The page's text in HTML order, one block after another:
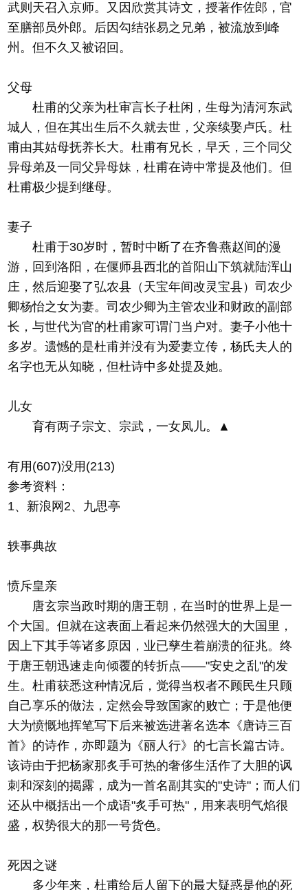
武则天召入京师。又因欣赏其诗文，授著作佐郎，官
至膳部员外郎。后因勾结张易之兄弟，被流放到峰
州。但不久又被诏回。
父母
杜甫的父亲为杜审言长子杜闲，生母为清河东武
城人，但在其出生后不久就去世，父亲续娶卢氏。杜
甫由其姑母抚养长大。杜甫有兄长，早夭，三个同父
异母弟及一同父异母妹，杜甫在诗中常提及他们。但
杜甫极少提到继母。
妻子
杜甫于30岁时，暂时中断了在齐鲁燕赵间的漫
游，回到洛阳，在偃师县西北的首阳山下筑就陆浑山
庄，然后迎娶了弘农县（天宝年间改灵宝县）司农少
卿杨怡之女为妻。司农少卿为主管农业和财政的副部
长，与世代为官的杜甫家可谓门当户对。妻子小他十
多岁。遗憾的是杜甫并没有为爱妻立传，杨氏夫人的
名字也无从知晓，但杜诗中多处提及她。
儿女
育有两子宗文、宗武，一女凤儿。▲
有用(607)没用(213)
参考资料：
1、新浪网2、九思亭
轶事典故
愤斥皇亲
唐玄宗当政时期的唐王朝，在当时的世界上是一
个大国。但就在这表面上看起来仍然强大的大国里，
因上下其手等诸多原因，业已孳生着崩溃的征兆。终
于唐王朝迅速走向倾覆的转折点——"安史之乱"的发
生。杜甫获悉这种情况后，觉得当权者不顾民生只顾
自己享乐的做法，定然会导致国家的败亡；于是他便
大为愤慨地挥笔写下后来被选进著名选本《唐诗三百
首》的诗作，亦即题为《丽人行》的七言长篇古诗。
该诗由于把杨家那炙手可热的奢侈生活作了大胆的讽
刺和深刻的揭露，成为一首名副其实的"史诗"；而人们
还从中概括出一个成语"炙手可热"，用来表明气焰很
盛，权势很大的那一号货色。
死因之谜
多少年来，杜甫给后人留下的最大疑惑是他的死